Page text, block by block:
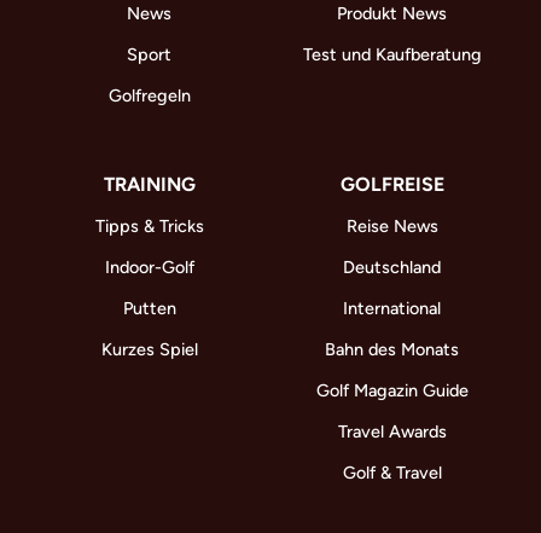
News
Sport
Golfregeln
Produkt News
Test und Kaufberatung
TRAINING
Tipps & Tricks
Indoor-Golf
Putten
Kurzes Spiel
GOLFREISE
Reise News
Deutschland
International
Bahn des Monats
Golf Magazin Guide
Travel Awards
Golf & Travel